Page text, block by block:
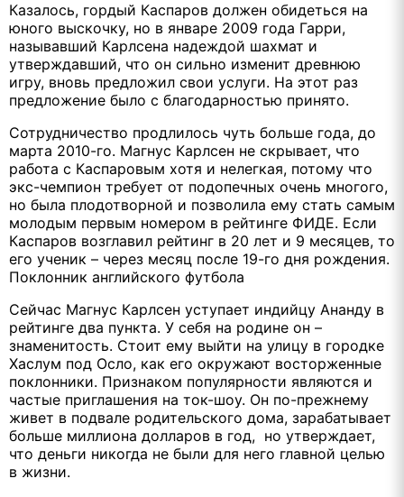
Казалось, гордый Каспаров должен обидеться на
юного выскочку, но в январе 2009 года Гарри,
называвший Карлсена надеждой шахмат и
утверждавший, что он сильно изменит древнюю
игру, вновь предложил свои услуги. На этот раз
предложение было с благодарностью принято.
Сотрудничество продлилось чуть больше года, до
марта 2010-го. Магнус Карлсен не скрывает, что
работа с Каспаровым хотя и нелегкая, потому что
экс-чемпион требует от подопечных очень многого,
но была плодотворной и позволила ему стать самым
молодым первым номером в рейтинге ФИДЕ. Если
Каспаров возглавил рейтинг в 20 лет и 9 месяцев, то
его ученик – через месяц после 19-го дня рождения.
Поклонник английского футбола
Сейчас Магнус Карлсен уступает индийцу Ананду в
рейтинге два пункта. У себя на родине он –
знаменитость. Стоит ему выйти на улицу в городке
Хаслум под Осло, как его окружают восторженные
поклонники. Признаком популярности являются и
частые приглашения на ток-шоу. Он по-прежнему
живет в подвале родительского дома, зарабатывает
больше миллиона долларов в год, но утверждает,
что деньги никогда не были для него главной целью
в жизни.